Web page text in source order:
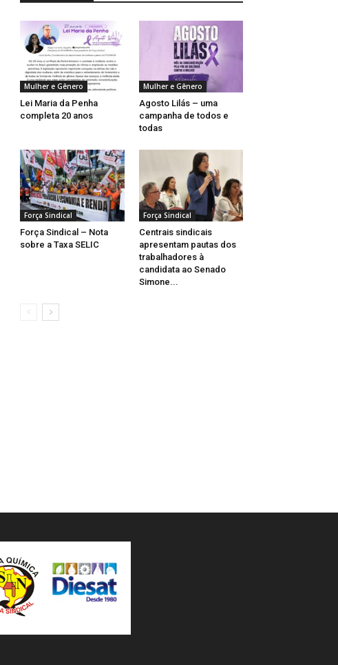
Mulher e Gênero
Lei Maria da Penha
completa 20 anos
Mulher e Gênero
Agosto Lilás – uma
campanha de todos e
todas
Força Sindical
Força Sindical – Nota
sobre a Taxa SELIC
Força Sindical
Centrais sindicais
apresentam pautas dos
trabalhadores à
candidata ao Senado
Simone...